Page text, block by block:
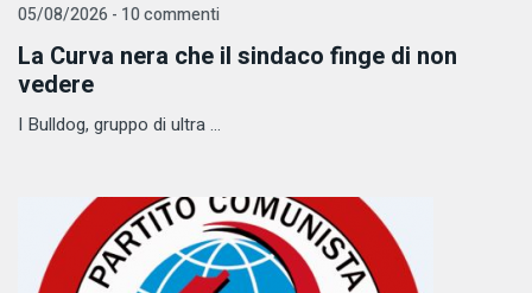
05/08/2026 - 10 commenti
La Curva nera che il sindaco finge di non
vedere
I Bulldog, gruppo di ultra ...